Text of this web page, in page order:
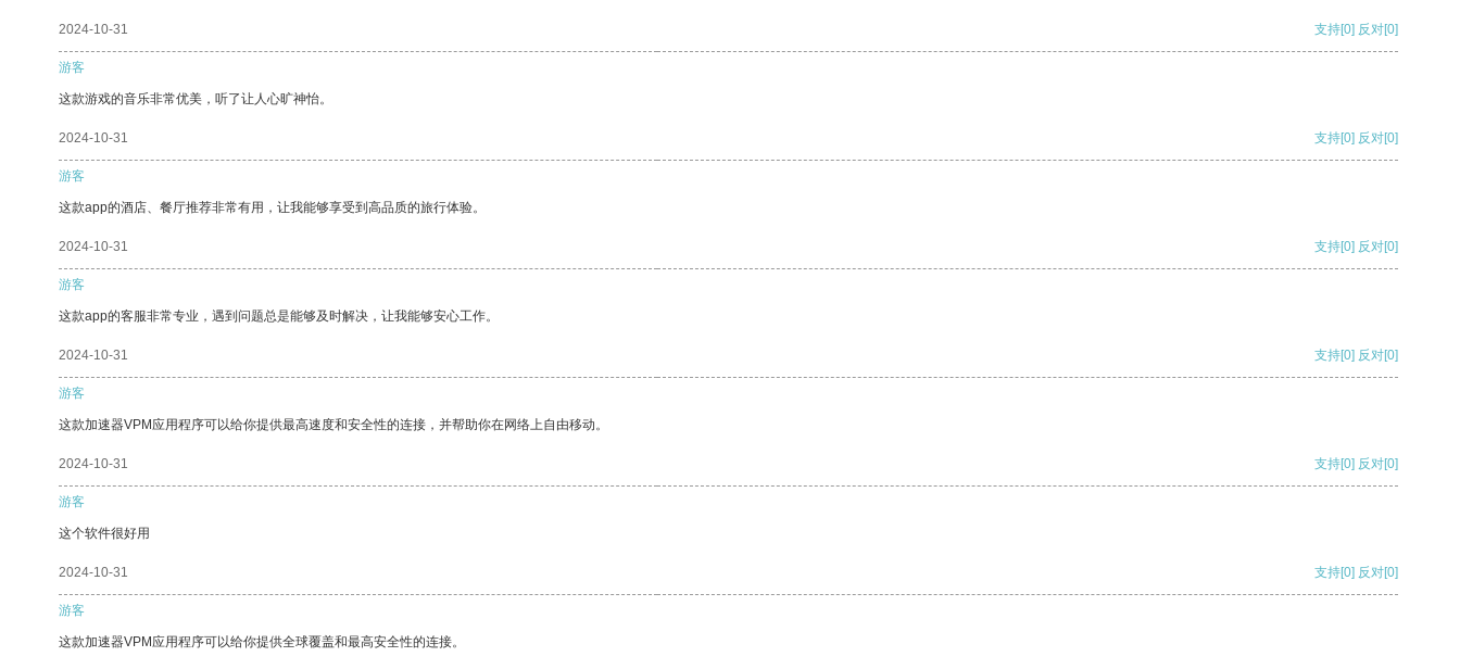
2024-10-31 支持[0] 反对[0]
游客
这款游戏的音乐非常优美，听了让人心旷神怡。
2024-10-31 支持[0] 反对[0]
游客
这款app的酒店、餐厅推荐非常有用，让我能够享受到高品质的旅行体验。
2024-10-31 支持[0] 反对[0]
游客
这款app的客服非常专业，遇到问题总是能够及时解决，让我能够安心工作。
2024-10-31 支持[0] 反对[0]
游客
这款加速器VPM应用程序可以给你提供最高速度和安全性的连接，并帮助你在网络上自由移动。
2024-10-31 支持[0] 反对[0]
游客
这个软件很好用
2024-10-31 支持[0] 反对[0]
游客
这款加速器VPM应用程序可以给你提供全球覆盖和最高安全性的连接。